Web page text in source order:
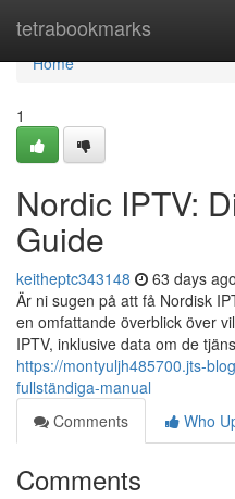
tetrabookmarks
Home
Home
1
Nordic IPTV:
Guide
keitheptc343148 63 days ago
Är ni sugen på att få Nordisk
en omfattande överblick över
IPTV, inklusive data om de
https://montyuljh485700.jts-
fullständiga-manual
Comments
Who
Comments